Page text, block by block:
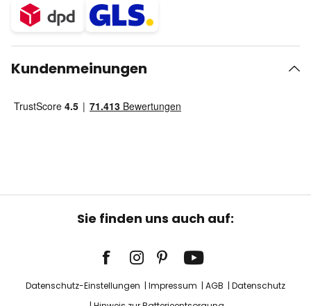
Kundenmeinungen
Sie finden uns auch auf:
Datenschutz-Einstellungen Impressum AGB
Datenschutz